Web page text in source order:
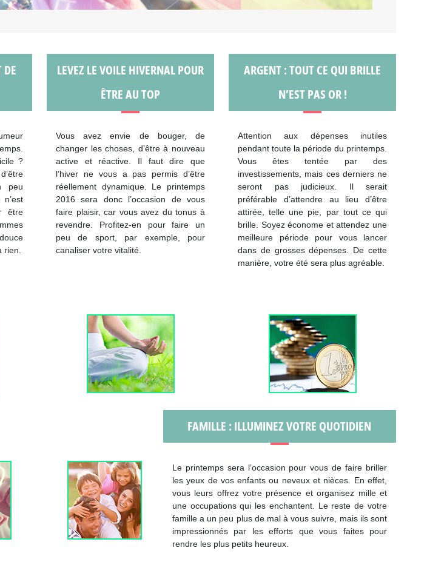
DE
?
peu
être
rien.
LEVEZ LE VOILE HIVERNAL POUR
ÊTRE AU TOP
Vous avez envie de bouger, de
changer les choses, d’être à nouveau
active et réactive. Il faut dire que
l’hiver ne vous a pas permis d’être
réellement dynamique. Le printemps
2016 sera donc l’occasion de vous
faire plaisir, car vous avez du tonus à
revendre. Profitez-en pour faire un
peu de sport, par exemple, pour
canaliser votre vitalité.
ARGENT : TOUT CE QUI BRILLE
N’EST PAS OR !
Attention aux dépenses inutiles
pendant toute la période du printemps.
Vous êtes tentée par des
investissements, mais ces derniers ne
seront pas judicieux. Il serait
préférable d’attendre au lieu d’être
attirée, telle une pie, par tout ce qui
brille. Soyez économe et attendez une
meilleure période pour vous lancer
dans de grosses dépenses. De cette
manière, votre été sera plus agréable.
FAMILLE : ILLUMINEZ VOTRE QUOTIDIEN
Le printemps sera l’occasion pour vous de faire briller
les yeux de vos enfants ou neveux et nièces. En effet,
vous leurs offrez votre présence et organisez mille et
une occupations qui les enchantent. Le reste de votre
famille a un peu plus de mal à vous suivre, mais ils sont
impressionnés par les efforts que vous faites pour
rendre les plus petits heureux.